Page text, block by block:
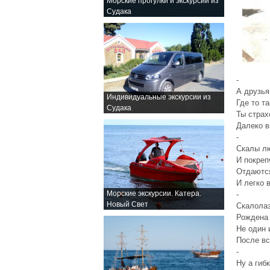
Судака
Индивидуальные экскурсии из
Судака
Морские экскурсии. Катера.
Новый Свет
-
А
Где то
Ты
Далеко
-
Скалы
И
И легко
-
Не один
После
-
Ну а